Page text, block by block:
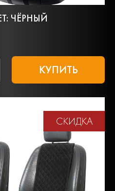
ЧЁРНЫЙ
КУПИТЬ
СКИДКА